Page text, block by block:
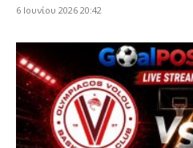
6 Ιουνίου 2026 20:42